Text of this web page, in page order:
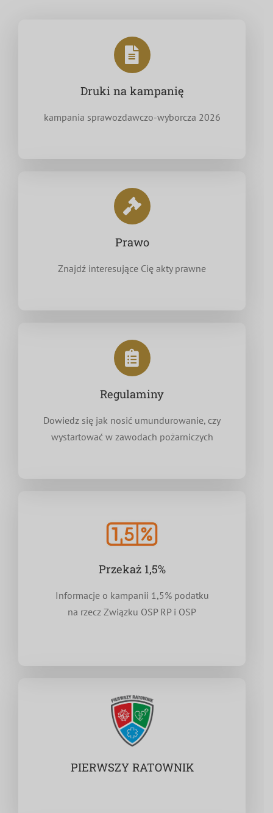
Druki na kampanię
kampania sprawozdawczo-wyborcza 2026
Prawo
Znajdź interesujące Cię akty prawne
Regulaminy
Dowiedz się jak nosić umundurowanie, czy
wystartować w zawodach pożarniczych
Przekaż 1,5%
Informacje o kampanii 1,5% podatku
na rzecz Związku OSP RP i OSP
PIERWSZY RATOWNIK